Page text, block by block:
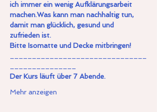
ich immer ein wenig Aufklärungsarbeit
machen.Was kann man nachhaltig tun,
damit man glücklich, gesund und
zufrieden ist.
Bitte Isomatte und Decke mitbringen!
Der Kurs läuft über 7 Abende.
Mehr anzeigen